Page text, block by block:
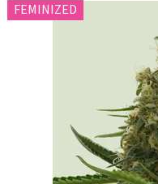
FEMINIZED